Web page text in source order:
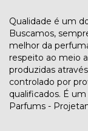
Qualidade é um
Buscamos,
melhor da
respeito ao meio
produzidas
controlado por
qualificados. É
Parfums -